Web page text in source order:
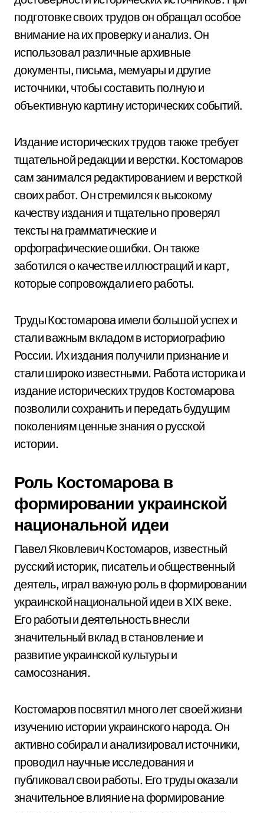
подготовке своих трудов он обращал особое
внимание на их проверку и анализ. Он
использовал различные архивные
документы, письма, мемуары и другие
источники, чтобы составить полную и
объективную картину исторических событий.
Издание исторических трудов также требует
тщательной редакции и верстки. Костомаров
сам занимался редактированием и версткой
своих работ. Он стремился к высокому
качеству издания и тщательно проверял
тексты на грамматические и
орфографические ошибки. Он также
заботился о качестве иллюстраций и карт,
которые сопровождали его работы.
Труды Костомарова имели большой успех и
стали важным вкладом в историографию
России. Их издания получили признание и
стали широко известными. Работа историка и
издание исторических трудов Костомарова
позволили сохранить и передать будущим
поколениям ценные знания о русской
истории.
Роль Костомарова в
формировании украинской
национальной идеи
Павел Яковлевич Костомаров, известный
русский историк, писатель и общественный
деятель, играл важную роль в формировании
украинской национальной идеи в XIX веке.
Его работы и деятельность внесли
значительный вклад в становление и
развитие украинской культуры и
самосознания.
Костомаров посвятил много лет своей жизни
изучению истории украинского народа. Он
активно собирал и анализировал источники,
проводил научные исследования и
публиковал свои работы. Его труды оказали
значительное влияние на формирование